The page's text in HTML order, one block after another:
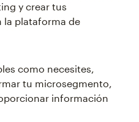
y crear tus
la plataforma de
como necesites,
tu microsegmento,
información